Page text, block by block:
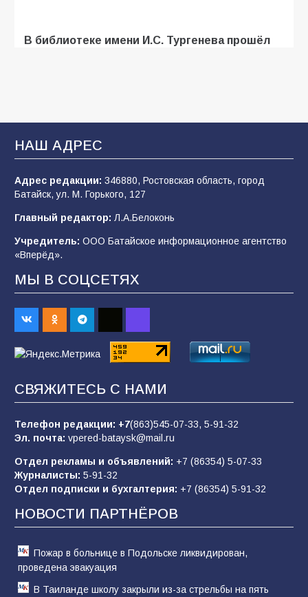
В библиотеке имени И.С. Тургенева прошёл
В Батайске продолжаются дорожные работы
107 04.08.2026
строительные профессии в ходе
спортивного праздника
90
«Слухами Москву не возьмёшь»: почему
заявления Киева о мобилизации — это
отчаяние, а не разведка
83 02.08.2026
Батайчане вышли в финал Всероссийского
конкурса «Большая перемена»
62 04.08.2026
Командовал боем до последнего: герой
62 05.08.2026
НАШ АДРЕС
Адрес редакции: 346880, Ростовская область, город
Батайск, ул. М. Горького, 127
Главный редактор: Л.А.Белоконь
Учредитель: ООО Батайское информационное агентство
«Вперёд».
МЫ В СОЦСЕТЯХ
СВЯЖИТЕСЬ С НАМИ
Телефон редакции: +7(863)545-07-33, 5-91-32
Эл. почта: vpered-bataysk@mail.ru
Отдел рекламы и объявлений: +7 (86354) 5-07-33
Журналисты: 5-91-32
Отдел подписки и бухгалтерия: +7 (86354) 5-91-32
НОВОСТИ ПАРТНЁРОВ
Пожар в больнице в Подольске ликвидирован,
проведена эвакуация
В Таиланде школу закрыли из-за стрельбы на пять